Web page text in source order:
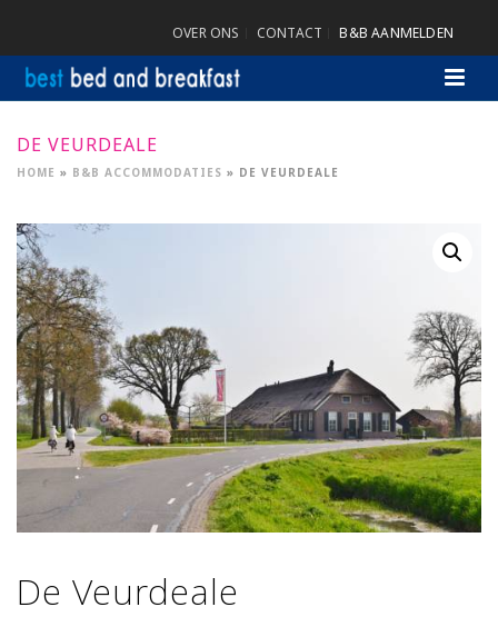
OVER ONS CONTACT B&B AANMELDEN
DE VEURDEALE
HOME » B&B ACCOMMODATIES » DE VEURDEALE
De Veurdeale